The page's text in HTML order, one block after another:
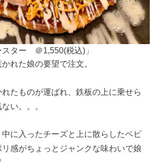
スター ＠1,550(税込)」
れた娘の要望で注文。
たものが運ばれ、鉄板の上に乗せら
い。。。
に入ったチーズと上に散らしたベビ
感がちょっとジャンクな味わいで娘